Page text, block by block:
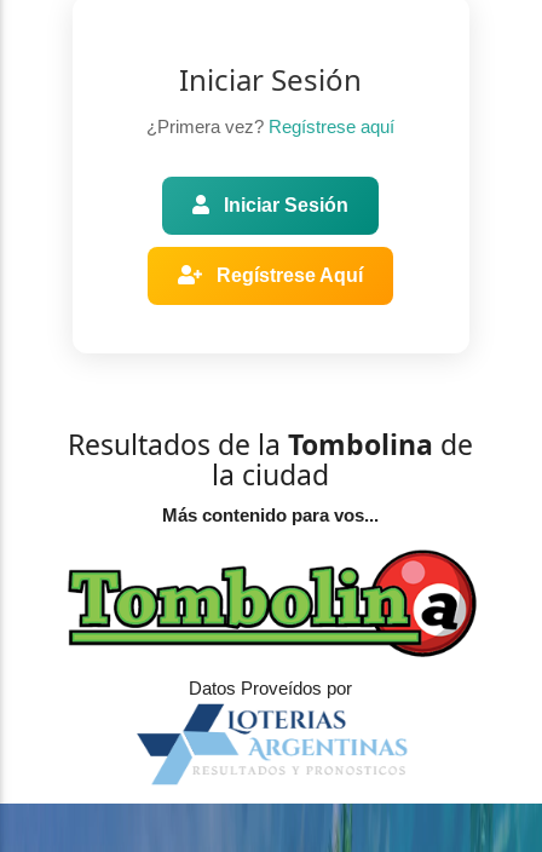
Iniciar Sesión
¿Primera vez? Regístrese aquí
Iniciar Sesión
Regístrese Aquí
Resultados de laTombolina de
la ciudad
Más contenido para vos...
Datos Proveídos por